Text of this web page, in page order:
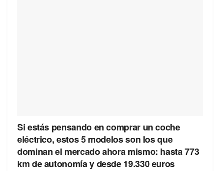
Si estás pensando en comprar un coche
eléctrico, estos 5 modelos son los que
dominan el mercado ahora mismo: hasta 773
km de autonomía y desde 19.330 euros